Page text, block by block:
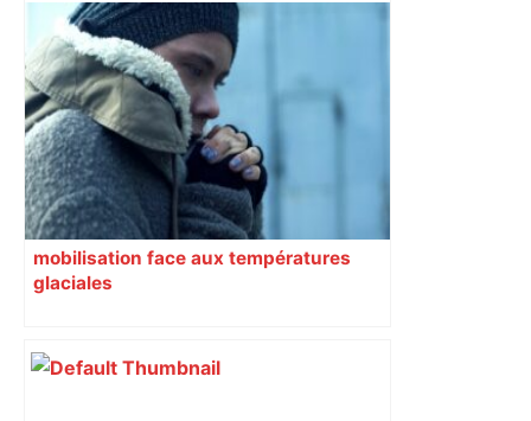
mobilisation face aux températures
glaciales